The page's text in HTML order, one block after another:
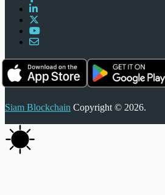
Siam Blockchain Copyright © 2026.